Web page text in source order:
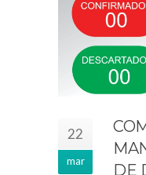
22
mar
DE